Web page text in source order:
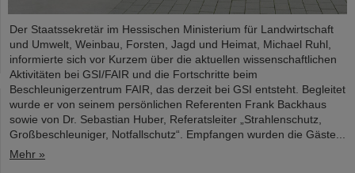
Der Staatssekretär im Hessischen Ministerium für Landwirtschaft
und Umwelt, Weinbau, Forsten, Jagd und Heimat, Michael Ruhl,
informierte sich vor Kurzem über die aktuellen wissenschaftlichen
Aktivitäten bei GSI/FAIR und die Fortschritte beim
Beschleunigerzentrum FAIR, das derzeit bei GSI entsteht. Begleitet
wurde er von seinem persönlichen Referenten Frank Backhaus
sowie von Dr. Sebastian Huber, Referatsleiter „Strahlenschutz,
Großbeschleuniger, Notfallschutz“. Empfangen wurden die Gäste...
Mehr »